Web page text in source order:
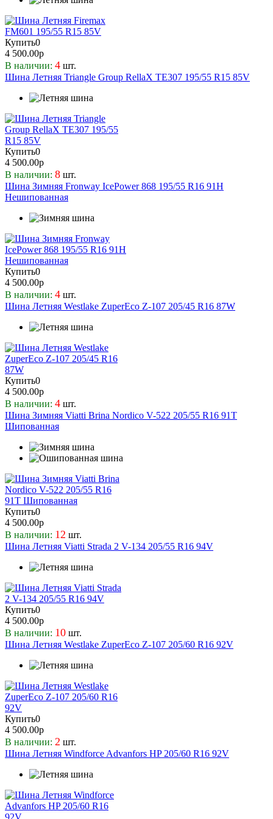
121
123
162
68
72
73
79
82
84
85
86
87
89
90
91
92
93
94
95
98
99
Compasal
Continental
Contyre
Cordiant
Delinte
Double Star
ECOVISION
Firemax
FORCELAND
Formula
Fortune
Fronway
Gislaved
Goodride
Gripmax
Hankook
Hifli
Ikon
ILink
Kapsen
Kingnate
Landsail
Landspider
Lassa
Laufenn
Leao
Ling Long
Marshal
Massimo
Maxxis
MIRAGE
Nitto
Nokian
Ovation
Pirelli
Prinx
Rauffan
Riken
Roadking
Roadstone
Roadx
RockBlade
Rydanz
Sailun
SUNFULL
Torero
Toyo
Tracmax
Triangle Group
UNISTAR
Viatti
Vinmax
Купить0
4 500.00р
В наличии: 4 шт.
Шина Летняя Triangle Group RellaX TE307 195/55 R15 85V
Купить0
4 500.00р
В наличии: 8 шт.
Шина Зимняя Fronway IcePower 868 195/55 R16 91H
Нешипованная
Купить0
4 500.00р
В наличии: 4 шт.
Шина Летняя Westlake ZuperEco Z-107 205/45 R16 87W
Купить0
4 500.00р
В наличии: 4 шт.
Шина Зимняя Viatti Brina Nordico V-522 205/55 R16 91T
Шипованная
Купить0
4 500.00р
В наличии: 12 шт.
Шина Летняя Viatti Strada 2 V-134 205/55 R16 94V
Купить0
4 500.00р
В наличии: 10 шт.
Шина Летняя Westlake ZuperEco Z-107 205/60 R16 92V
Купить0
4 500.00р
В наличии: 2 шт.
Шина Летняя Windforce Advanfors HP 205/60 R16 92V